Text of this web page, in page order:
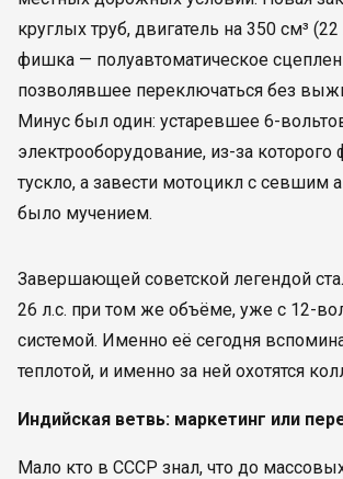
круглых труб, двигатель на 350 см³ (22
фишка — полуавтоматическое
позволявшее переключаться без
Минус был один: устаревшее 6-
электрооборудование, из-за
тускло, а завести мотоцикл с севшим
было мучением.
Завершающей советской легендой
26 л.с. при том же объёме, уже с 12-
системой. Именно её сегодня
теплотой, и именно за ней охотятся
Индийская ветвь: маркетинг или
Мало кто в СССР знал, что до